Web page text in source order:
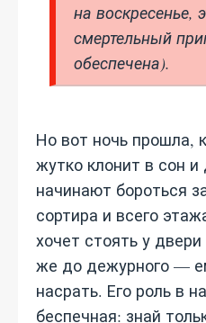
на воскресенье,
смертельный
обеспечена).
Но вот ночь прошла,
жутко клонит в сон
начинают бороться
сортира и всего
хочет стоять у
же до дежурного —
насрать. Его роль в
беспечная: знай